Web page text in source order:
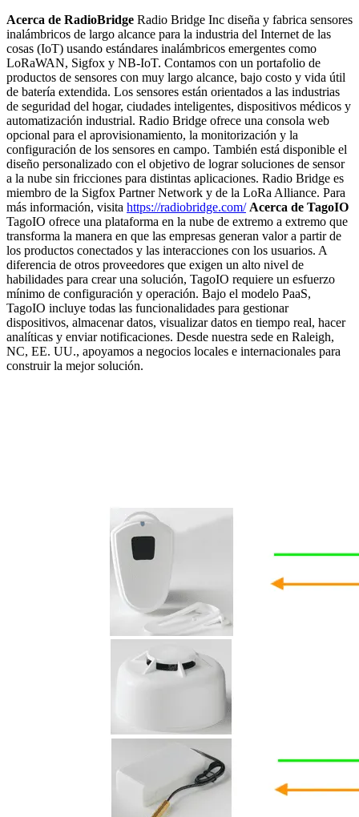
Acerca de RadioBridge Radio Bridge Inc diseña y fabrica sensores
inalámbricos de largo alcance para la industria del Internet de las
cosas (IoT) usando estándares inalámbricos emergentes como
LoRaWAN, Sigfox y NB-IoT. Contamos con un portafolio de
productos de sensores con muy largo alcance, bajo costo y vida útil
de batería extendida. Los sensores están orientados a las industrias
de seguridad del hogar, ciudades inteligentes, dispositivos médicos y
automatización industrial. Radio Bridge ofrece una consola web
opcional para el aprovisionamiento, la monitorización y la
configuración de los sensores en campo. También está disponible el
diseño personalizado con el objetivo de lograr soluciones de sensor
a la nube sin fricciones para distintas aplicaciones. Radio Bridge es
miembro de la Sigfox Partner Network y de la LoRa Alliance. Para
más información, visita https://radiobridge.com/ Acerca de TagoIO
TagoIO ofrece una plataforma en la nube de extremo a extremo que
transforma la manera en que las empresas generan valor a partir de
los productos conectados y las interacciones con los usuarios. A
diferencia de otros proveedores que exigen un alto nivel de
habilidades para crear una solución, TagoIO requiere un esfuerzo
mínimo de configuración y operación. Bajo el modelo PaaS,
TagoIO incluye todas las funcionalidades para gestionar
dispositivos, almacenar datos, visualizar datos en tiempo real, hacer
analíticas y enviar notificaciones. Desde nuestra sede en Raleigh,
NC, EE. UU., apoyamos a negocios locales e internacionales para
construir la mejor solución.